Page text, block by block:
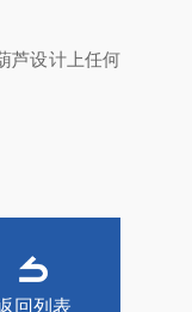
芦设计上任何
回列表